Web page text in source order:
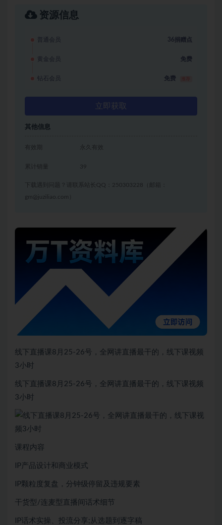
资源信息
普通会员 36捐赠点
黄金会员 免费
钻石会员 免费
立即获取
其他信息
有效期 永久有效
累计销量 39
下载遇到问题？请联系站长QQ：250303228（邮箱：
gm@juziliao.com）
线下直播课8月25-26号，全网讲直播最干的，线下课视频
3小时
线下直播课8月25-26号，全网讲直播最干的，线下课视频
3小时
课程内容
IP产品设计和商业模式
IP颗粒度复盘，分钟级停留及违规要素
干货型/连麦型直播间话术细节
IP话术实操、投流分享;从选题到逐字稿